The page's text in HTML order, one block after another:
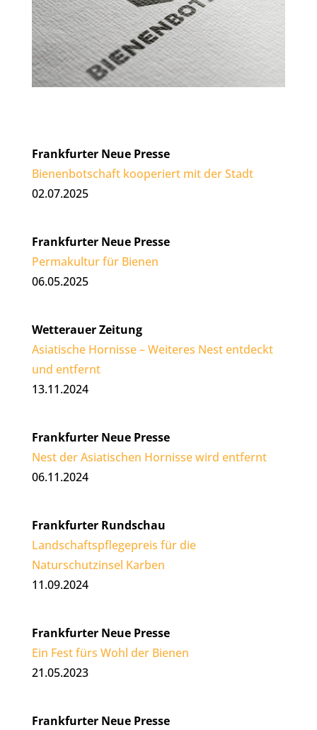
Frankfurter Neue Presse
Bienenbotschaft kooperiert mit der Stadt
02.07.2025
Frankfurter Neue Presse
Permakultur für Bienen
06.05.2025
Wetterauer Zeitung
Asiatische Hornisse – Weiteres Nest entdeckt
und entfernt
13.11.2024
Frankfurter Neue Presse
Nest der Asiatischen Hornisse wird entfernt
06.11.2024
Frankfurter Rundschau
Landschaftspflegepreis für die
Naturschutzinsel Karben
11.09.2024
Frankfurter Neue Presse
Ein Fest fürs Wohl der Bienen
21.05.2023
Frankfurter Neue Presse